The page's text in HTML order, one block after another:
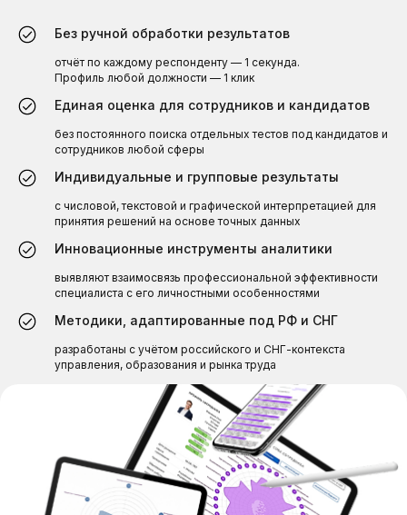
Без ручной обработки результатов
отчёт по каждому респонденту — 1 секунда.
Профиль любой должности — 1 клик
Единая оценка для сотрудников и кандидатов
без постоянного поиска отдельных тестов под кандидатов и
сотрудников любой сферы
Индивидуальные и групповые результаты
с числовой, текстовой и графической интерпретацией для
принятия решений на основе точных данных
Инновационные инструменты аналитики
выявляют взаимосвязь профессиональной эффективности
специалиста с его личностными особенностями
Методики, адаптированные под РФ и СНГ
разработаны с учётом российского и СНГ-контекста
управления, образования и рынка труда
БУДЬТЕ УВЕРЕНЫ В СВОИХ РЕШЕНИЯХ
Проверьте кандидатов на соответствие
Определите, какие навыки развивать
сотрудникам
Сформируйте кадровый резерв
Как это работает
СРАВНЕНИЕ РЕЗУЛЬТАТОВ